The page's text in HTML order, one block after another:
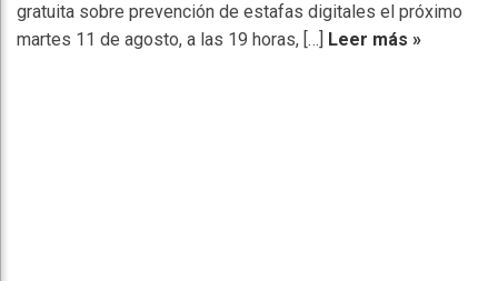
gratuita sobre prevención de estafas digitales el próximo
martes 11 de agosto, a las 19 horas, […]
Leer más »